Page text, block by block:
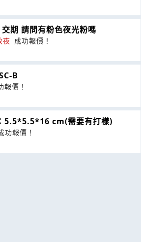
期 請問有粉色夜光粉嗎
夜 成功報價！
B
報價！
5.5*5.5*16 cm(需要有打樣)
功報價！